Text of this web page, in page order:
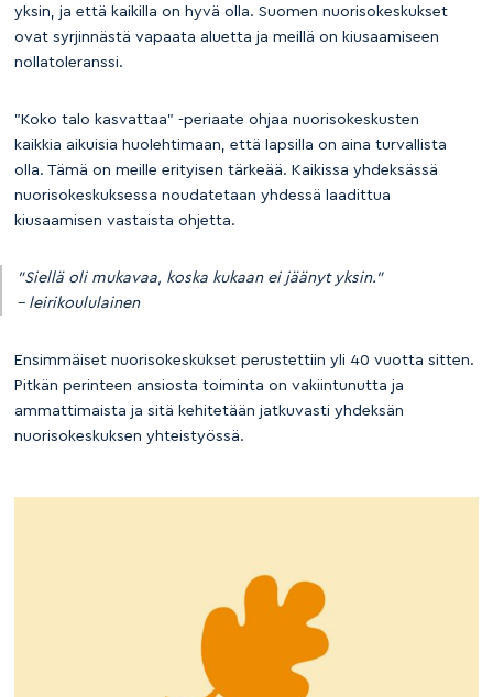
yksin, ja että kaikilla on hyvä olla. Suomen nuorisokeskukset
ovat syrjinnästä vapaata aluetta ja meillä on kiusaamiseen
nollatoleranssi.
”Koko talo kasvattaa” -periaate ohjaa nuorisokeskusten
kaikkia aikuisia huolehtimaan, että lapsilla on aina turvallista
olla. Tämä on meille erityisen tärkeää. Kaikissa yhdeksässä
nuorisokeskuksessa noudatetaan yhdessä laadittua
kiusaamisen vastaista ohjetta.
”Siellä oli mukavaa, koska kukaan ei jäänyt yksin.”
– leirikoululainen
Ensimmäiset nuorisokeskukset perustettiin yli 40 vuotta sitten.
Pitkän perinteen ansiosta toiminta on vakiintunutta ja
ammattimaista ja sitä kehitetään jatkuvasti yhdeksän
nuorisokeskuksen yhteistyössä.